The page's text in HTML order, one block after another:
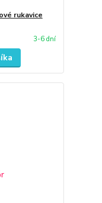
rukavice
3-6 dní